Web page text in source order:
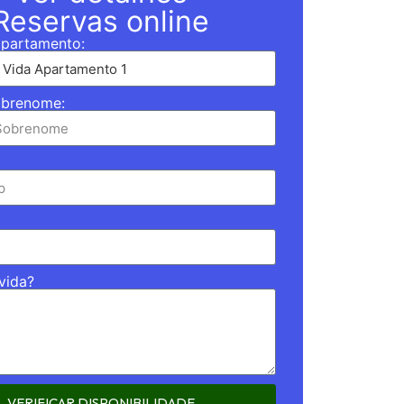
online